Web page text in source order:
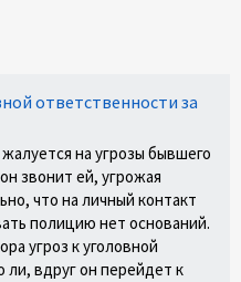
ответственности за
на угрозы бывшего
звонит ей, угрожая
что на личный контакт
полицию нет оснований.
угроз к уголовной
ли, вдруг он перейдет к